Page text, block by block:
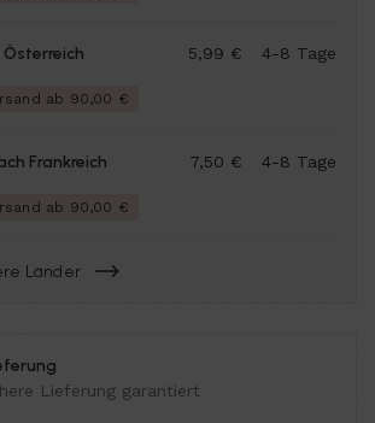
4-8 Tage
5,99 €
ab 90,00 €
Frankreich 4-8 Tage
7,50 €
ab 90,00 €
Länder
Lieferung garantiert